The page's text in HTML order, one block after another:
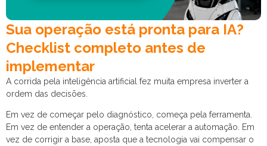
Sua operação está pronta para IA?
Checklist completo antes de
implementar
A corrida pela inteligência artificial fez muita empresa inverter a
ordem das decisões.
Em vez de começar pelo diagnóstico, começa pela ferramenta.
Em vez de entender a operação, tenta acelerar a automação. Em
vez de corrigir a base, aposta que a tecnologia vai compensar o